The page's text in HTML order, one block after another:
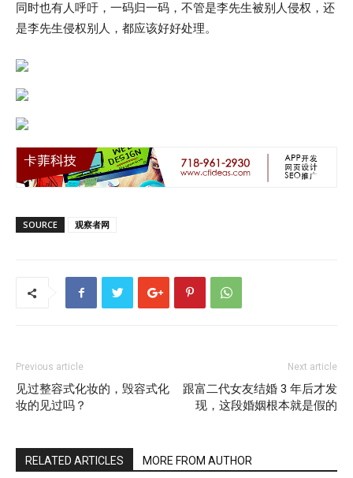
同时也有人呼吁，一码归一码，不管是李先生被别人侵权，还
是李先生侵权别人，都应该好好处理。
SOURCE 观察者网
Previous article
见过整容式化妆的，毁容式化
妆的见过吗？
Next article
跟富二代女友结婚 3 年后才发
现，这段婚姻根本就是假的
RELATED ARTICLES MORE FROM AUTHOR